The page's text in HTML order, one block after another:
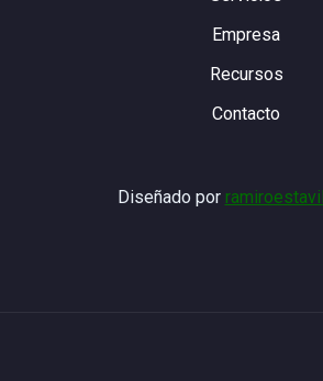
Empresa
Recursos
Contacto
Diseñado por